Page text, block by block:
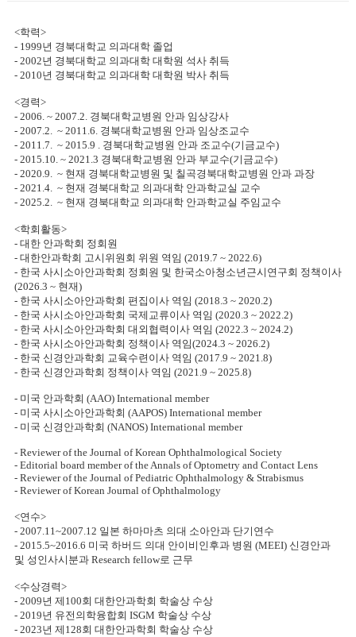
<학력>
- 1999년 경북대학교 의과대학 졸업
- 2002년 경북대학교 의과대학 대학원 석사 취득
- 2010년 경북대학교 의과대학 대학원 박사 취득
<경력>
- 2006. ~ 2007.2. 경북대학교병원 안과 임상강사
- 2007.2. ~ 2011.6. 경북대학교병원 안과 임상조교수
- 2011.7. ~ 2015.9 . 경북대학교병원 안과 조교수(기금교수)
- 2015.10. ~ 2021.3 경북대학교병원 안과 부교수(기금교수)
- 2020.9. ~ 현재 경북대학교병원 및 칠곡경북대학교병원 안과 과장
- 2021.4. ~ 현재 경북대학교 의과대학 안과학교실 교수
- 2025.2. ~ 현재 경북대학교 의과대학 안과학교실 주임교수
<학회활동>
- 대한 안과학회 정회원
- 대한안과학회 고시위원회 위원 역임 (2019.7 ~ 2022.6)
- 한국 사시소아안과학회 정회원 및 한국소아청소년근시연구회 정책이사
(2026.3 ~ 현재)
- 한국 사시소아안과학회 편집이사 역임 (2018.3 ~ 2020.2)
- 한국 사시소아안과학회 국제교류이사 역임 (2020.3 ~ 2022.2)
- 한국 사시소아안과학회 대외협력이사 역임 (2022.3 ~ 2024.2)
- 한국 사시소아안과학회 정책이사 역임(2024.3 ~ 2026.2)
- 한국 신경안과학회 교육수련이사 역임 (2017.9 ~ 2021.8)
- 한국 신경안과학회 정책이사 역임 (2021.9 ~ 2025.8)
- 미국 안과학회 (AAO) International member
- 미국 사시소아안과학회 (AAPOS) International member
- 미국 신경안과학회 (NANOS) International member
- Reviewer of the Journal of Korean Ophthalmological Society
- Editorial board member of the Annals of Optometry and Contact Lens
- Reviewer of the Journal of Pediatric Ophthalmology & Strabismus
- Reviewer of Korean Journal of Ophthalmology
<연수>
- 2007.11~2007.12 일본 하마마츠 의대 소아안과 단기연수
- 2015.5~2016.6 미국 하버드 의대 안이비인후과 병원 (MEEI) 신경안과
및 성인사시분과 Research fellow로 근무
<수상경력>
- 2009년 제100회 대한안과학회 학술상 수상
- 2019년 유전의학융합회 ISGM 학술상 수상
- 2023년 제128회 대한안과학회 학술상 수상